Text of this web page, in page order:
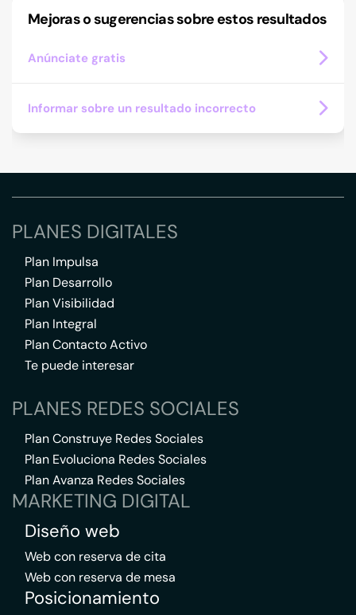
Mejoras o sugerencias sobre estos resultados
Anúnciate gratis
Informar sobre un resultado incorrecto
PLANES DIGITALES
Plan Impulsa
Plan Desarrollo
Plan Visibilidad
Plan Integral
Plan Contacto Activo
Te puede interesar
PLANES REDES SOCIALES
Plan Construye Redes Sociales
Plan Evoluciona Redes Sociales
Plan Avanza Redes Sociales
MARKETING DIGITAL
Diseño web
Web con reserva de cita
Web con reserva de mesa
Posicionamiento